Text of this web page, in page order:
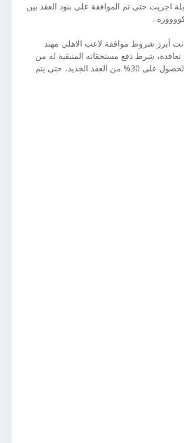
اجريت حتى تم الموافقة على بنود العقد بين
.
أبرز شروط موافقة لاعب الاهلي مهند
شرط دفع مستحقاته المتبقية له من
عقده الحالي، ثم الحصول على 30% من العقد الجديد، حتى يتم